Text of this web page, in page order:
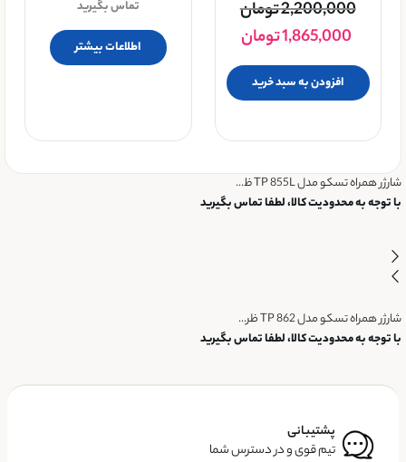
2,200,000تومان
1,865,000تومان
افزودن به سبد خرید
تماس بگیرید
اطلاعات بیشتر
شارژر همراه تسکو مدل TP 855L ظ...
با توجه به محدودیت کالا، لطفا تماس بگیرید
شارژر همراه تسکو مدل TP 862 ظر...
با توجه به محدودیت کالا، لطفا تماس بگیرید
پشتیبانی
تیم قوی و در دسترس شما